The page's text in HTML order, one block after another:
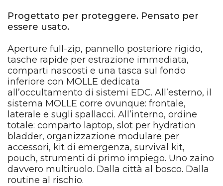
Progettato per proteggere. Pensato per
essere usato.
Aperture full-zip, pannello posteriore rigido,
tasche rapide per estrazione immediata,
comparti nascosti e una tasca sul fondo
inferiore con MOLLE dedicata
all’occultamento di sistemi EDC. All’esterno, il
sistema MOLLE corre ovunque: frontale,
laterale e sugli spallacci. All’interno, ordine
totale: comparto laptop, slot per hydration
bladder, organizzazione modulare per
accessori, kit di emergenza, survival kit,
pouch, strumenti di primo impiego. Uno zaino
davvero multiruolo. Dalla città al bosco. Dalla
routine al rischio.